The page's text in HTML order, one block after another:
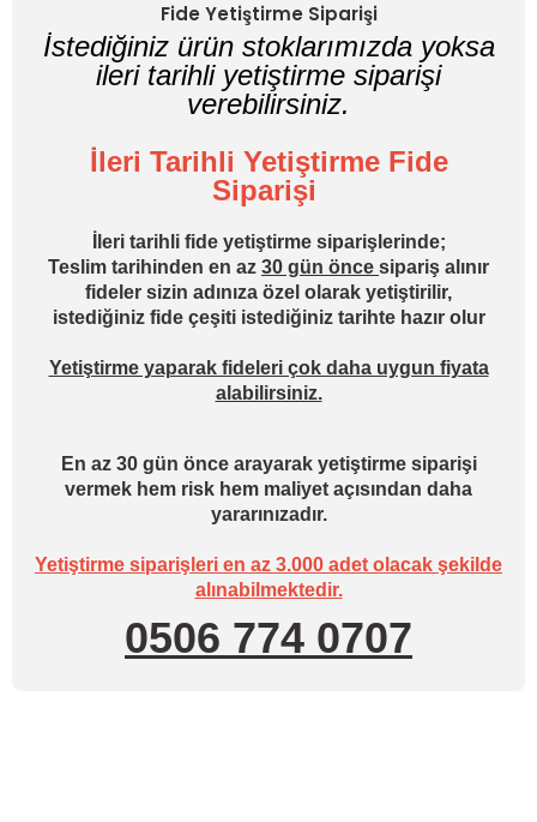
Fide Yetiştirme Siparişi
İstediğiniz ürün stoklarımızda yoksa
ileri tarihli yetiştirme siparişi
verebilirsiniz.
İleri Tarihli Yetiştirme Fide
Siparişi
İleri tarihli fide yetiştirme siparişlerinde;
Teslim tarihinden en az 30 gün önce sipariş alınır
fideler sizin adınıza özel olarak yetiştirilir,
istediğiniz fide çeşiti istediğiniz tarihte hazır olur
Yetiştirme yaparak fideleri çok daha uygun fiyata
alabilirsiniz.
En az 30 gün önce arayarak yetiştirme siparişi
vermek hem risk hem maliyet açısından daha
yararınızadır.
Yetiştirme siparişleri en az 3.000 adet olacak şekilde
alınabilmektedir.
0506 774 0707